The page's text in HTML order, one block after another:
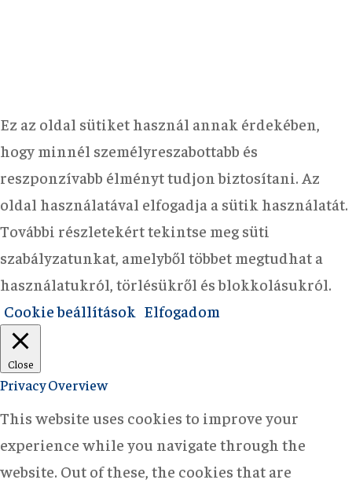
Ez az oldal sütiket használ annak érdekében,
hogy minnél személyreszabottabb és
reszponzívabb élményt tudjon biztosítani. Az
oldal használatával elfogadja a sütik használatát.
További részletekért tekintse meg süti
szabályzatunkat, amelyből többet megtudhat a
használatukról, törlésükről és blokkolásukról.
Cookie beállítások Elfogadom
Close
Privacy Overview
This website uses cookies to improve your
experience while you navigate through the
website. Out of these, the cookies that are